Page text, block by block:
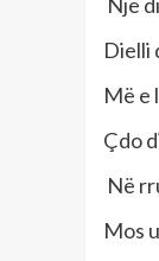
Dielli
Më e
Çdo
Në
Mos